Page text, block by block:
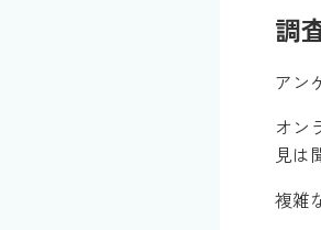
調
アン
オン
見は
複雑